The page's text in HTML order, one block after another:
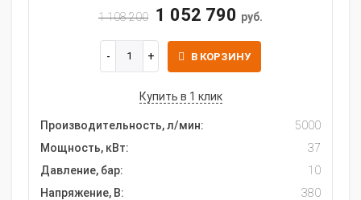
1 108 200 1 052 790 руб.
В КОРЗИНУ
Купить в 1 клик
Производительность, л/мин:
5000
Мощность, кВт:
37
Давление, бар:
10
Напряжение, В:
380